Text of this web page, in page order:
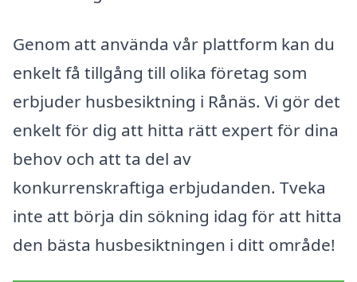
Genom att använda vår plattform kan du
enkelt få tillgång till olika företag som
erbjuder husbesiktning i Rånäs. Vi gör det
enkelt för dig att hitta rätt expert för dina
behov och att ta del av
konkurrenskraftiga erbjudanden. Tveka
inte att börja din sökning idag för att hitta
den bästa husbesiktningen i ditt område!